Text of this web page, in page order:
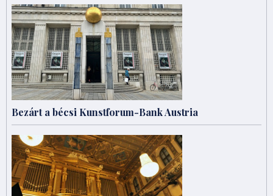
Bezárt a bécsi Kunstforum-Bank Austria